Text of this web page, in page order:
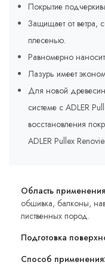
Покрытие
Защищает от ветра,
плесенью.
Равномерно
Лазурь имеет
Для новой
системе с ADLER
восстановления
ADLER Pullex
Область
обшивка, балконы,
лиственных пород.
Подготовка
Способ применения: